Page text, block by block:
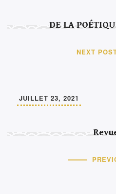
DE LA
NEXT
JUILLET 23, 2021